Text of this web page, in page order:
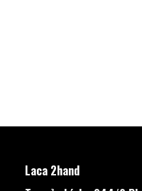
Laca 2hand